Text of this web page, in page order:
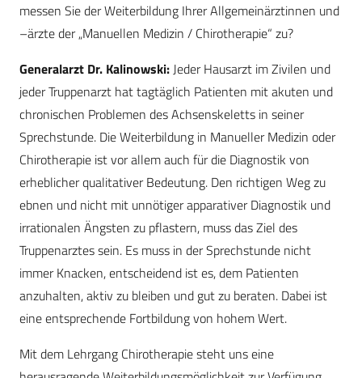
messen Sie der Weiterbildung Ihrer Allgemeinärztinnen und
–ärzte der „Manuellen Medizin / Chirotherapie“ zu?
Generalarzt Dr. Kalinowski:Jeder Hausarzt im Zivilen und
jeder Truppenarzt hat tagtäglich Patienten mit akuten und
chronischen Problemen des Achsenskeletts in seiner
Sprechstunde. Die Weiterbildung in Manueller Medizin oder
Chirotherapie ist vor allem auch für die Diagnostik von
erheblicher qualitativer Bedeutung. Den richtigen Weg zu
ebnen und nicht mit unnötiger apparativer Diagnostik und
irrationalen Ängsten zu pflastern, muss das Ziel des
Truppenarztes sein. Es muss in der Sprechstunde nicht
immer Knacken, entscheidend ist es, dem Patienten
anzuhalten, aktiv zu bleiben und gut zu beraten. Dabei ist
eine entsprechende Fortbildung von hohem Wert.
Mit dem Lehrgang Chirotherapie steht uns eine